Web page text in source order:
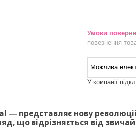
повернення
У компанії
― представляє нову
що відрізняється від